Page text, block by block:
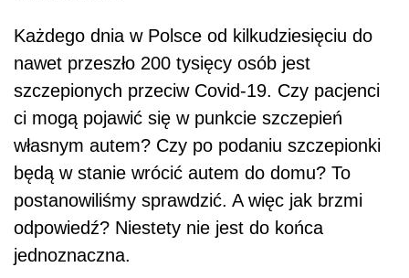
Każdego dnia w Polsce od kilkudziesięciu do
nawet przeszło 200 tysięcy osób jest
szczepionych przeciw Covid-19. Czy pacjenci
ci mogą pojawić się w punkcie szczepień
własnym autem? Czy po podaniu szczepionki
będą w stanie wrócić autem do domu? To
postanowiliśmy sprawdzić. A więc jak brzmi
odpowiedź? Niestety nie jest do końca
jednoznaczna.